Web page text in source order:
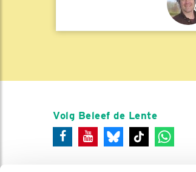
Volg Beleef de Lente